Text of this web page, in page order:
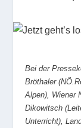
Bei der
Bröthaler
Alpen), Wiener
Dikowitsch
Unterricht),